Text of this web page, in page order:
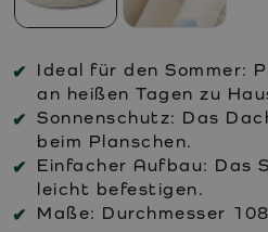
Ideal für den Sommer:
an heißen Tagen zu
Sonnenschutz: Das
beim Planschen.
Einfacher Aufbau: Das
leicht befestigen.
Maße: Durchmesser